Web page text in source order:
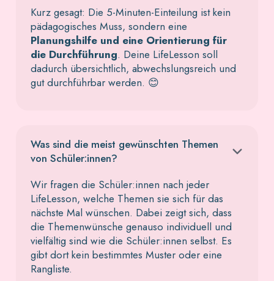
Kurz gesagt: Die 5-Minuten-Einteilung ist kein
pädagogisches Muss, sondern eine
Planungshilfe und eine Orientierung für
die Durchführung. Deine LifeLesson soll
dadurch übersichtlich, abwechslungsreich und
gut durchführbar werden. 😊
Was sind die meist gewünschten Themen
von Schüler:innen?
Wir fragen die Schüler:innen nach jeder
LifeLesson, welche Themen sie sich für das
nächste Mal wünschen. Dabei zeigt sich, dass
die Themenwünsche genauso individuell und
vielfältig sind wie die Schüler:innen selbst. Es
gibt dort kein bestimmtes Muster oder eine
Rangliste.